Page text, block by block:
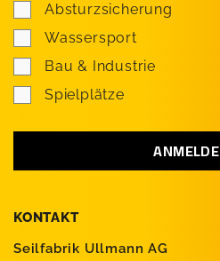
KONTAKT
Seilfabrik Ullmann AG
Absturzsicherung
Wassersport
Bau & Industrie
Spielplätze